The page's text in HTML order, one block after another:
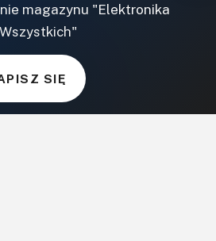
magazynu "Elektronika
SIĘ